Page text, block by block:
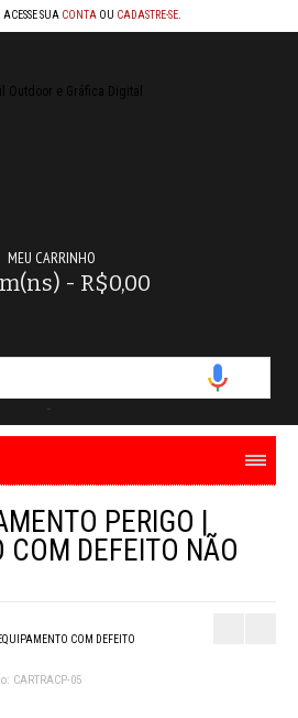
SUA CONTA OU CADASTRE-SE.
MEU CARRINHO
- R$0,00
-
PERIGO |
COM DEFEITO NÃO
COM DEFEITO
CARTRACP-05